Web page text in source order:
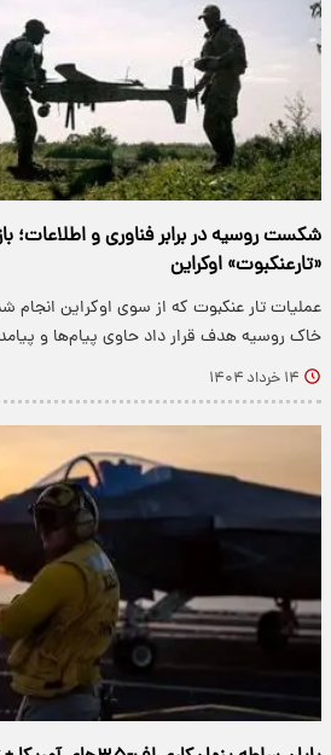
شکست روسیه در برابر فناوری و اطلاعات؛
«تارعنکبوت» اوکراین
عملیات تار عنکبوت که از سوی اوکراین انجام
خاک روسیه هدف قرار داد حاوی پیام‌ها و
۱۴ خرداد ۱۴۰۴